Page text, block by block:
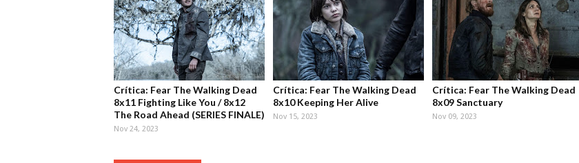
Crítica: Fear The Walking Dead
8x11 Fighting Like You / 8x12
The Road Ahead (SERIES FINALE)
Nov 24, 2023
Crítica: Fear The Walking Dead
8x10 Keeping Her Alive
Nov 15, 2023
Crítica: Fear The Walking Dead
8x09 Sanctuary
Nov 09, 2023